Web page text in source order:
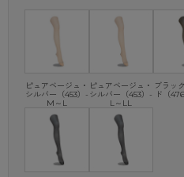
・静電気防止加工
※商品画像はできる限り実物の色に近
実物と色味が異なる場合がございま
ピュアベージュ・
シルバー（453）-
M～L
ピュアベージュ・
シルバー（453）-
L～LL
ブラッ
ド（